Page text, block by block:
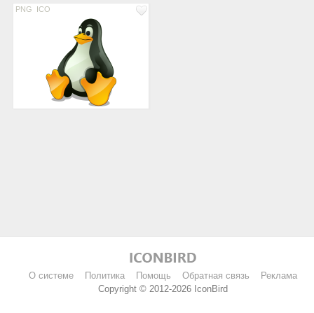
PNG ICO
О системе Политика Помощь Обратная связь
Реклама
Copyright © 2012-2026 IconBird